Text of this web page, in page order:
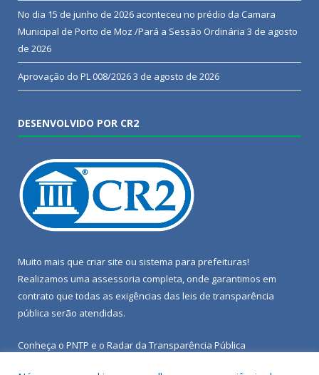
No dia 15 de junho de 2026 aconteceu no prédio da Camara
Municipal de Porto de Moz /Pará a Sessão Ordinária 3 de agosto
de 2026
Aprovação do PL 008/20263 de agosto de 2026
DESENVOLVIDO POR CR2
Muito mais que criar site ou sistema para prefeituras!
Realizamos uma assessoria completa, onde garantimos em
contrato que todas as exigências das leis de transparência
pública serão atendidas.
Conheça o PNTP e o Radar da Transparência Pública